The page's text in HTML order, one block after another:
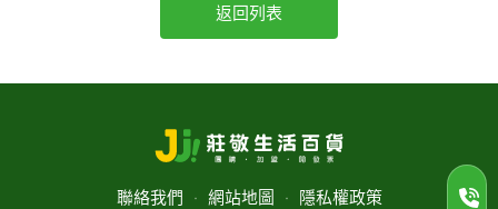
返回列表
聯絡我們 ‧ 網站地圖 ‧ 隱私權政策